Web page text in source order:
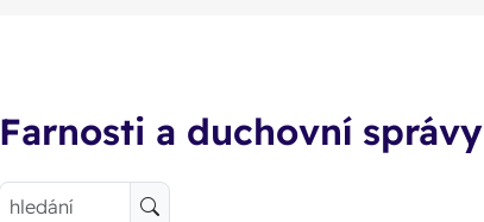
Farnosti a duchovní správy